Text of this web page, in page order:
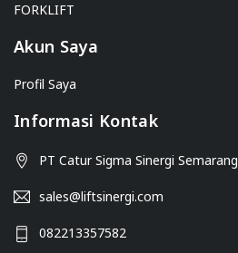
FORKLIFT
Akun Saya
Profil Saya
Informasi Kontak
PT Catur Sigma Sinergi Semarang
sales@liftsinergi.com
082213357582